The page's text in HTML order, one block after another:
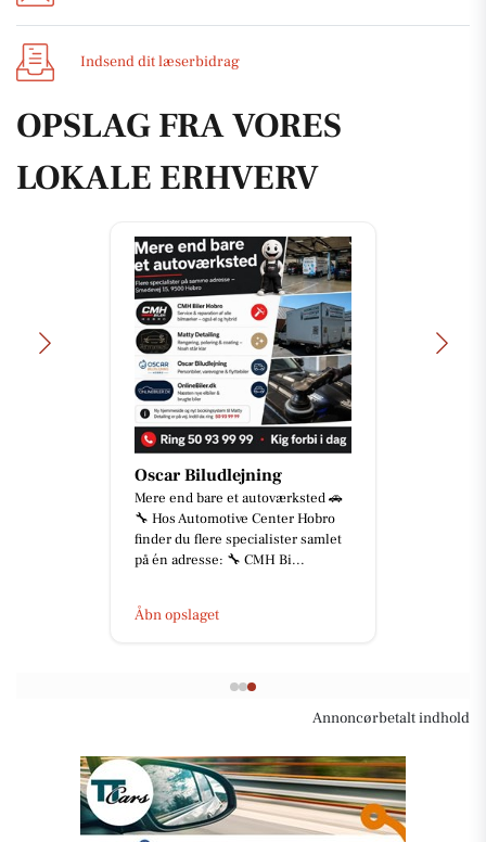
Indsend dit læserbidrag
OPSLAG FRA VORES
LOKALE ERHVERV
Oscar Biludlejning
Mere end bare et autoværksted 🚗
🔧 Hos Automotive Center Hobro
finder du flere specialister samlet
på én adresse: 🔧 CMH Bi...
Annoncørbetalt indhold